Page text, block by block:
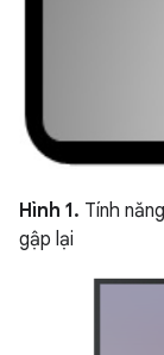
Hình 1. Tính
gập lại